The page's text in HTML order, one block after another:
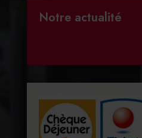
Notre actualité